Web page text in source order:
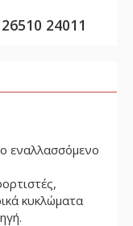
24011
εναλλασσόμενο
κυκλώματα